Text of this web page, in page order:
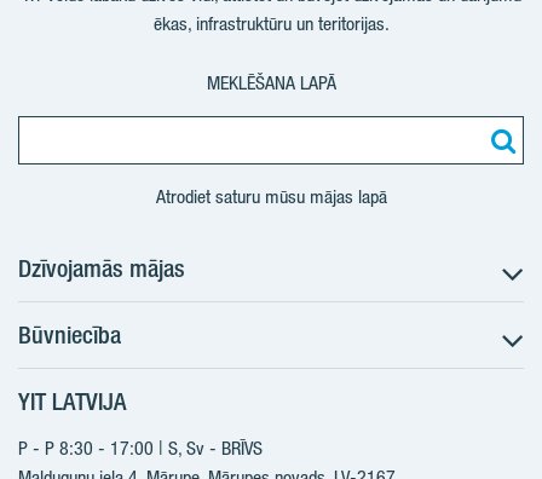
ēkas, infrastruktūru un teritorijas.
MEKLĒŠANA LAPĀ
Atrodiet saturu mūsu mājas lapā
Dzīvojamās mājas
Meklēt dzīvokli
Nākotnes projekti
Pārdošanas informācija
YIT Plus
Būvniecība
Būvniecība
Jaunie projekti
YIT LATVIJA
P - P 8:30 - 17:00 | S, Sv - BRĪVS